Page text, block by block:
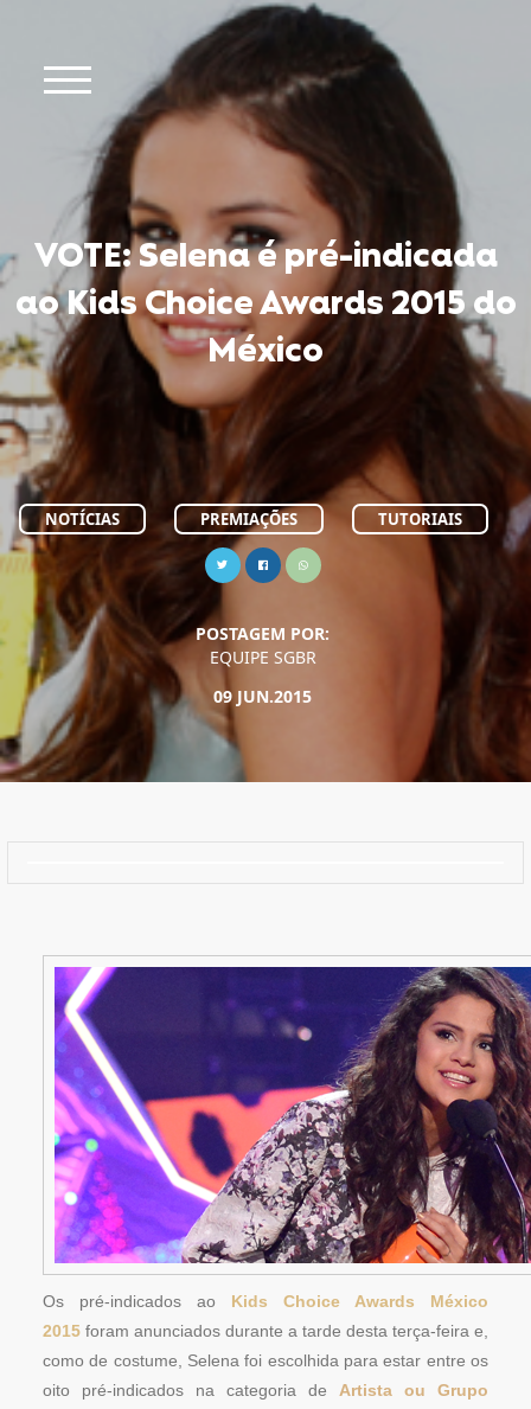
VOTE: Selena é pré-indicada
ao Kids Choice Awards 2015 do
México
NOTÍCIAS PREMIAÇÕES TUTORIAIS
POSTAGEM POR:
EQUIPE SGBR
09 JUN.2015
Os pré-indicados ao Kids Choice Awards México
2015 foram anunciados durante a tarde desta terça-feira e,
como de costume, Selena foi escolhida para estar entre os
oito pré-indicados na categoria de Artista ou Grupo